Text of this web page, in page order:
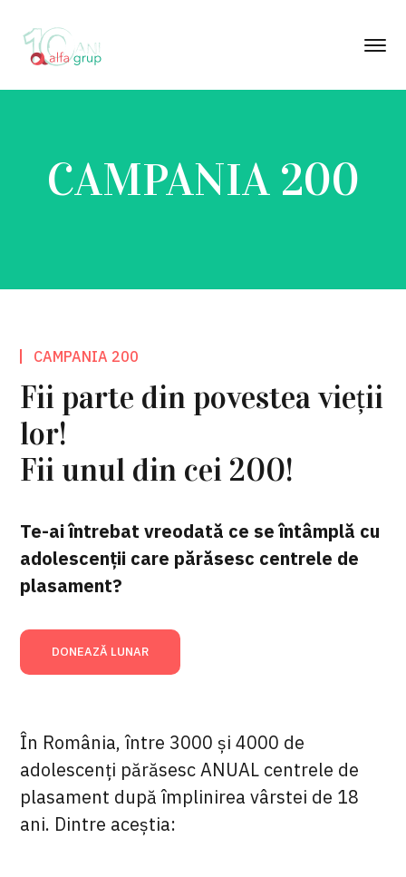
CAMPANIA 200
CAMPANIA 200
Fii parte din povestea vieții
lor!
Fii unul din cei 200!
Te-ai întrebat vreodată ce se întâmplă cu
adolescenții care părăsesc centrele de
plasament?
DONEAZĂ LUNAR
În România, între 3000 și 4000 de
adolescenți părăsesc ANUAL centrele de
plasament după împlinirea vârstei de 18
ani. Dintre aceștia: